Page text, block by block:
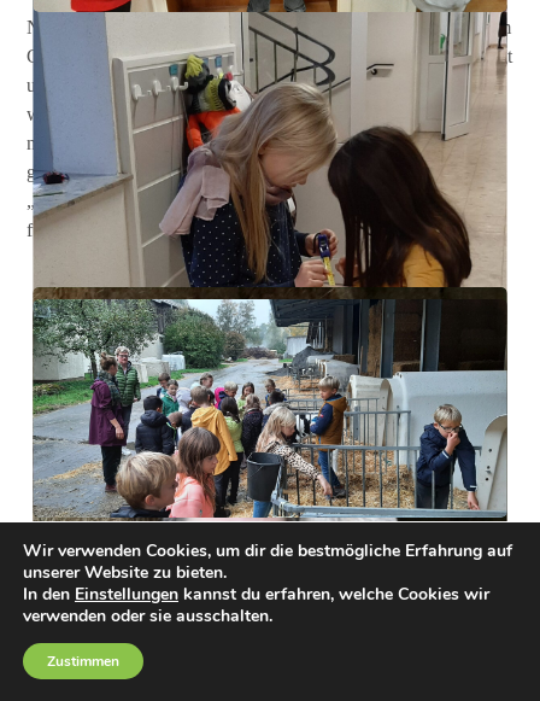
Nach den Herbstferien hat die Pantherklasse einen Ausflug zum
Gut Wilhelmsdorf in Bielefeld gemacht. Dort wurde uns gezeigt
und erklärt, wie die Kühe dort gehalten und aufgezogen
werden. Wir haben uns sogar zwei Kühe angesehen, die in den
nächsten Tagen ihr Kälbchen bekommen sollten. Anschließend
gingen wir in den „Kälbchen-Kindergarten“ und die
„Kälbchen-Schule“. Wir konnten die Tiere streicheln und
füttern. Es war ein schöner Tag.
Geometrische Körper und
Würfelgebäude und
Baupläne
In Mathe haben wir uns in der letzten Zeit mit geometrischen
Körpern wie Kugel, Zylinder, Würfel und Quader beschäftigt.
Wir verwenden Cookies, um dir die bestmögliche Erfahrung auf
unserer Website zu bieten.
In den Einstellungen kannst du erfahren, welche Cookies wir
verwenden oder sie ausschalten.
Zustimmen